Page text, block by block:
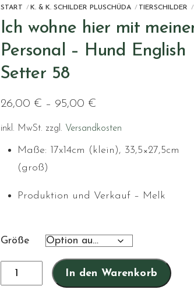
START K. & K. SCHILDER PLUSCHÜDA TIERSCHILDER
Ich wohne hier mit
Personal – Hund English
Setter 58
26,00 € – 95,00 €
inkl. MwSt. zzgl. Versandkosten
Maße: 17x14cm (klein), 33,5×27,5cm
(groß)
Produktion und Verkauf – Melk
Größe
wohne
In den Warenkorb